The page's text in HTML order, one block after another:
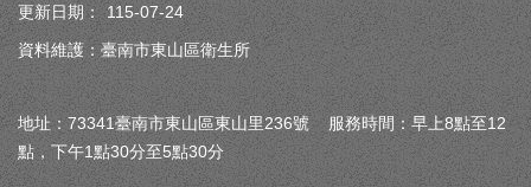
更新日期：
115-07-24
資料維護：臺南市東山區衛生所
地址：73341臺南市東山區東山里236號 服務時間：早上8點至12
點，下午1點30分至5點30分